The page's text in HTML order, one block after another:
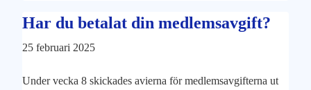
Har du betalat din medlemsavgift?
25 februari 2025
Under vecka 8 skickades avierna för medlemsavgifterna ut